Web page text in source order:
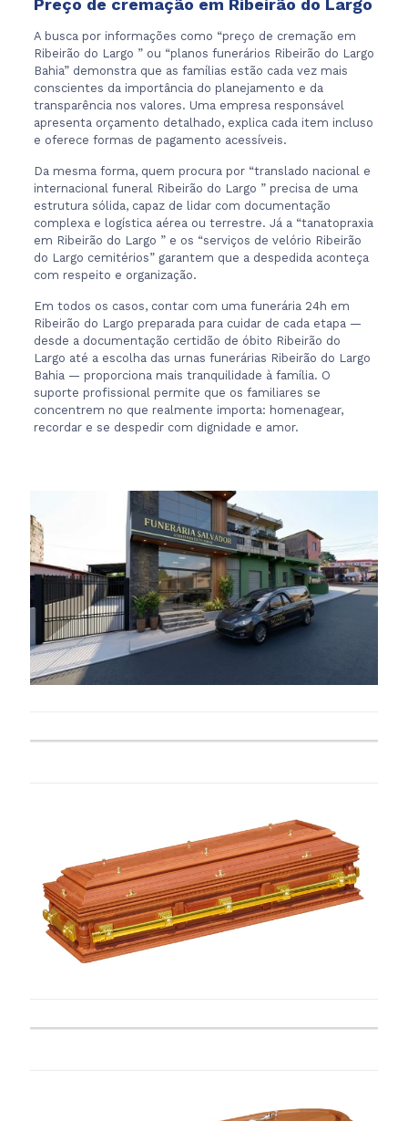
Preço de cremação em Ribeirão do Largo
A busca por informações como “preço de cremação em
Ribeirão do Largo ” ou “planos funerários Ribeirão do Largo
Bahia” demonstra que as famílias estão cada vez mais
conscientes da importância do planejamento e da
transparência nos valores. Uma empresa responsável
apresenta orçamento detalhado, explica cada item incluso
e oferece formas de pagamento acessíveis.
Da mesma forma, quem procura por “translado nacional e
internacional funeral Ribeirão do Largo ” precisa de uma
estrutura sólida, capaz de lidar com documentação
complexa e logística aérea ou terrestre. Já a “tanatopraxia
em Ribeirão do Largo ” e os “serviços de velório Ribeirão
do Largo cemitérios” garantem que a despedida aconteça
com respeito e organização.
Em todos os casos, contar com uma funerária 24h em
Ribeirão do Largo preparada para cuidar de cada etapa —
desde a documentação certidão de óbito Ribeirão do
Largo até a escolha das urnas funerárias Ribeirão do Largo
Bahia — proporciona mais tranquilidade à família. O
suporte profissional permite que os familiares se
concentrem no que realmente importa: homenagear,
recordar e se despedir com dignidade e amor.